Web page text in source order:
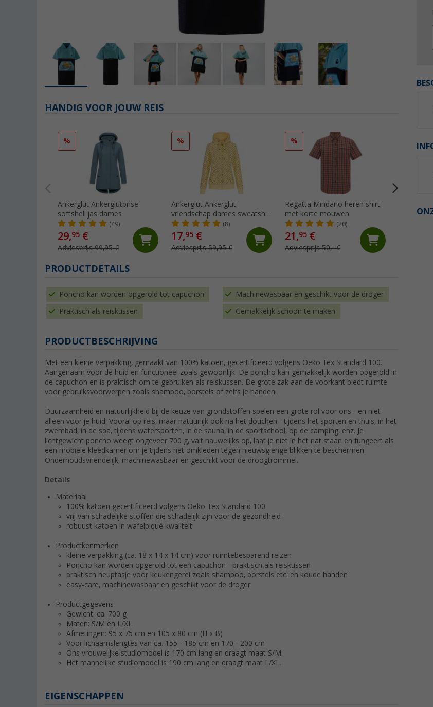
HANDIG VOOR JOUW REIS
%
Ankerglut Ankerglutbrise
softshell jas dames
(49)
29,95 €
Adviesprijs 99,95 €
%
Ankerglut Ankerglut
vriendschap dames sweatshirt
jas
(8)
17,95 €
Adviesprijs 59,95 €
%
Regatta Mindano heren shirt
met korte mouwen
(20)
21,95 €
Adviesprijs 50,- €
Heren T-
PRODUCTDETAILS
Poncho kan worden opgerold tot capuchon Machinewasbaar en geschikt voor de droger
Praktisch als reiskussen Gemakkelijk schoon te maken
PRODUCTBESCHRIJVING
Met een kleine verpakking, gemaakt van 100% katoen, gecertificeerd volgens Oeko Tex Standard 100.
Aangenaam voor de huid en functioneel zoals gewoonlijk. De poncho kan gemakkelijk worden opgerold in
de capuchon en is praktisch om te gebruiken als reiskussen. De grote zak aan de voorkant biedt ruimte
voor gebruiksvoorwerpen zoals shampoo, borstels of zelfs je handen.
Duurzaamheid en natuurlijkheid bij de keuze van grondstoffen spelen een grote rol voor ons - en niet
alleen voor je huid. Vooral op reis, maar natuurlijk ook na het douchen - tijdens het sporten en thuis, in het
zwembad, in de spa, tijdens watersporten, in de sauna, in de sportschool, op de camping, enz. Je
lichtgewicht poncho weegt ongeveer 700 g, valt nauwelijks op, laat je niet in het nat staan en fungeert als
een mobiele kleedkamer om je tijdens het omkleden tegen nieuwsgierige blikken te beschermen.
Onderhoudsvriendelijk, machinewasbaar en geschikt voor de droogtrommel.
Details
Materiaal
100% katoen gecertificeerd volgens Oeko Tex Standard 100
vrij van schadelijke stoffen die schadelijk zijn voor de gezondheid
robuust katoen in wafelpiqué kwaliteit
Productkenmerken
kleine verpakking (ca. 18 x 14 x 14 cm) voor ruimtebesparend reizen
Poncho kan worden opgerold tot een capuchon - praktisch als reiskussen
praktisch heuptasje voor keukengerei zoals shampoo, borstels etc. en koude handen
easy-care, machinewasbaar en geschikt voor de droger
Productgegevens
Gewicht: ca. 700 g
Maten: S/M en L/XL
Afmetingen: 95 x 75 cm en 105 x 80 cm (H x B)
Voor lichaamslengtes van ca. 155 - 185 cm en 170 - 200 cm
Ons vrouwelijke studiomodel is 170 cm lang en draagt maat S/M.
Het mannelijke studiomodel is 190 cm lang en draagt maat L/XL.
EIGENSCHAPPEN